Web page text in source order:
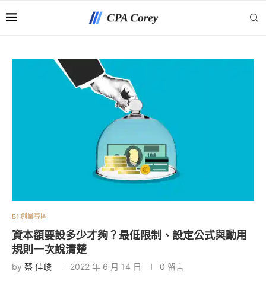
B1 創業專區
資本額要設多少才夠？最低限制、設定公式與動用
規則一次說清楚
by 蔡 佳峻 2022 年 6 月 14 日 0 留言